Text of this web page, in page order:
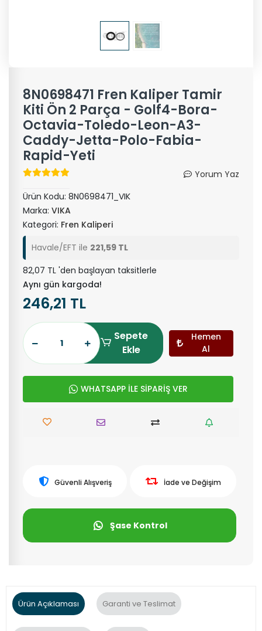
8N0698471 Fren Kaliper Tamir
Kiti Ön 2 Parça - Golf4-Bora-
Octavia-Toledo-Leon-A3-
Caddy-Jetta-Polo-Fabia-
Rapid-Yeti
Yorum Yaz
Ürün Kodu: 8N0698471_VIK
Marka: VIKA
Kategori: Fren Kaliperi
Havale/EFT ile 221,59 TL
82,07 TL 'den başlayan taksitlerle
Aynı gün kargoda!
246,21 TL
Sepete
Ekle
Hemen
Al
WHATSAPP İLE SİPARİŞ VER
Güvenli Alışveriş İade ve Değişim
Şase Kontrol
Ürün Açıklaması Garanti ve Teslimat